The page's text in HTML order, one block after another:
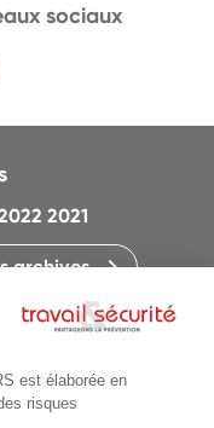
2021
archives
sociaux